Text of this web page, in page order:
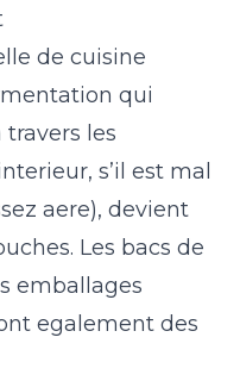
de cuisine
qui
les
s’il est mal
aere), devient
Les bacs de
emballages
egalement des